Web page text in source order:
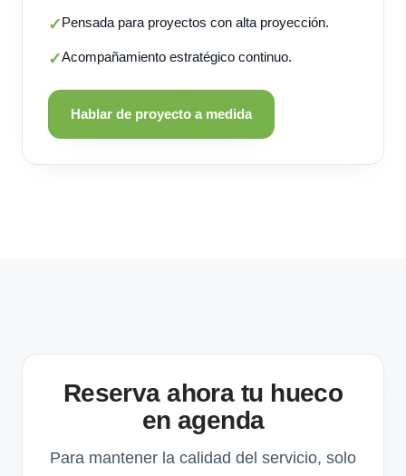
✓Pensada para proyectos con alta proyección.
✓Acompañamiento estratégico continuo.
Hablar de proyecto a medida
Reserva ahora tu hueco
en agenda
Para mantener la calidad del servicio, solo